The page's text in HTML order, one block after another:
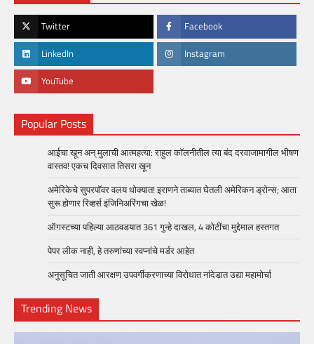
Twitter Facebook
LinkedIn Instagram
YouTube
Popular Posts
आईचा खून अन् मुलाची आत्महत्या: राहुल कॉलनीतील त्या बंद दरवाजामागील भीषण
वास्तव! एकच दिवसात तिसरा खून
अमेरिकेचे सुपरपॉवर वलय धोक्यात! इराणने ताब्यात घेतली अमेरिकन ड्रोन्स; आता
सुरू होणार रिव्हर्स इंजिनिअरिंगचा खेळ!
ऑगस्टच्या पहिल्या आठवडयात 361 गुन्हे दाखल, 4 कोटींचा मुद्देमाल हस्तगत
पेपर लीक नाही, हे तरुणांच्या स्वप्नांचे मर्डर आहेत
अनुसूचित जाती आरक्षण उपवर्गीकरणाच्या विरोधात नांदेडात उद्या महामोर्चा
Trending News